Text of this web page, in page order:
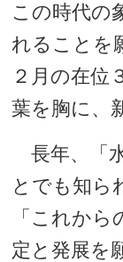
この時代の
れることを
２月の在位
葉を胸に、
長年、「
とでも知ら
「これか
定と発展を